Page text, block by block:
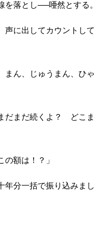
を落とし──唖然とする。
声に出してカウントして
まん、じゅうまん、ひゃ
だまだ続くよ？ どこま
額は！？」
年分一括で振り込みまし